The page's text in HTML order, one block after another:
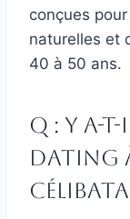
conçues
naturelles et
40 à 50 ans.
Q : Y a-
dating